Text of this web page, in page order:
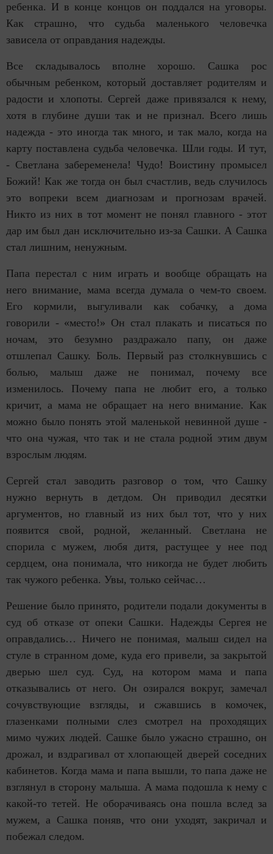
ребенка. И в конце концов он поддался на уговоры.
Как страшно, что судьба маленького человечка
зависела от оправдания надежды.
Все складывалось вполне хорошо. Сашка рос
обычным ребенком, который доставляет родителям и
радости и хлопоты. Сергей даже привязался к нему,
хотя в глубине души так и не признал. Всего лишь
надежда - это иногда так много, и так мало, когда на
карту поставлена судьба человечка. Шли годы. И тут,
- Светлана забеременела! Чудо! Воистину промысел
Божий! Как же тогда он был счастлив, ведь случилось
это вопреки всем диагнозам и прогнозам врачей.
Никто из них в тот момент не понял главного - этот
дар им был дан исключительно из-за Сашки. А Сашка
стал лишним, ненужным.
Папа перестал с ним играть и вообще обращать на
него внимание, мама всегда думала о чем-то своем.
Его кормили, выгуливали как собачку, а дома
говорили - «место!» Он стал плакать и писаться по
ночам, это безумно раздражало папу, он даже
отшлепал Сашку. Боль. Первый раз столкнувшись с
болью, малыш даже не понимал, почему все
изменилось. Почему папа не любит его, а только
кричит, а мама не обращает на него внимание. Как
можно было понять этой маленькой невинной душе -
что она чужая, что так и не стала родной этим двум
взрослым людям.
Сергей стал заводить разговор о том, что Сашку
нужно вернуть в детдом. Он приводил десятки
аргументов, но главный из них был тот, что у них
появится свой, родной, желанный. Светлана не
спорила с мужем, любя дитя, растущее у нее под
сердцем, она понимала, что никогда не будет любить
так чужого ребенка. Увы, только сейчас…
Решение было принято, родители подали документы в
суд об отказе от опеки Сашки. Надежды Сергея не
оправдались… Ничего не понимая, малыш сидел на
стуле в странном доме, куда его привели, за закрытой
дверью шел суд. Суд, на котором мама и папа
отказывались от него. Он озирался вокруг, замечал
сочувствующие взгляды, и сжавшись в комочек,
глазенками полными слез смотрел на проходящих
мимо чужих людей. Сашке было ужасно страшно, он
дрожал, и вздрагивал от хлопающей дверей соседних
кабинетов. Когда мама и папа вышли, то папа даже не
взглянул в сторону малыша. А мама подошла к нему с
какой-то тетей. Не оборачиваясь она пошла вслед за
мужем, а Сашка поняв, что они уходят, закричал и
побежал следом.